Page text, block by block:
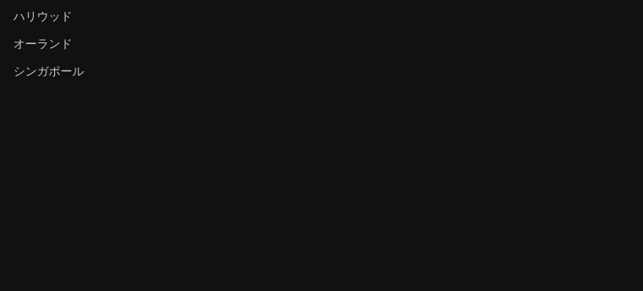
ハリウッド
オーランド
シンガポール